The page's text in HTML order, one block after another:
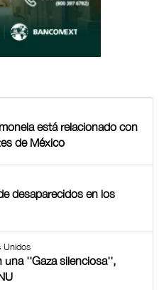
está relacionado con
de México
desaparecidos en los
Unidos
una ''Gaza silenciosa'',